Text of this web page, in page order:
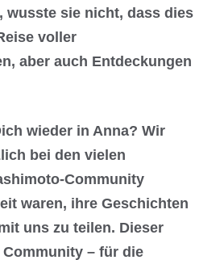
wusste sie nicht, dass dies
voller
aber auch Entdeckungen
wieder in Anna? Wir
bei den vielen
Community
waren, ihre Geschichten
uns zu teilen. Dieser
– für die